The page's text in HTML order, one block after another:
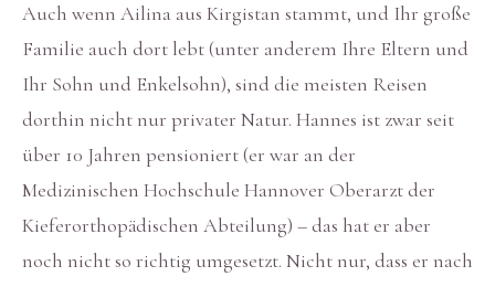
Auch wenn Ailina aus Kirgistan stammt, und Ihr große
Familie auch dort lebt (unter anderem Ihre Eltern und
Ihr Sohn und Enkelsohn), sind die meisten Reisen
dorthin nicht nur privater Natur. Hannes ist zwar seit
über 10 Jahren pensioniert (er war an der
Medizinischen Hochschule Hannover Oberarzt der
Kieferorthopädischen Abteilung) – das hat er aber
noch nicht so richtig umgesetzt. Nicht nur, dass er nach